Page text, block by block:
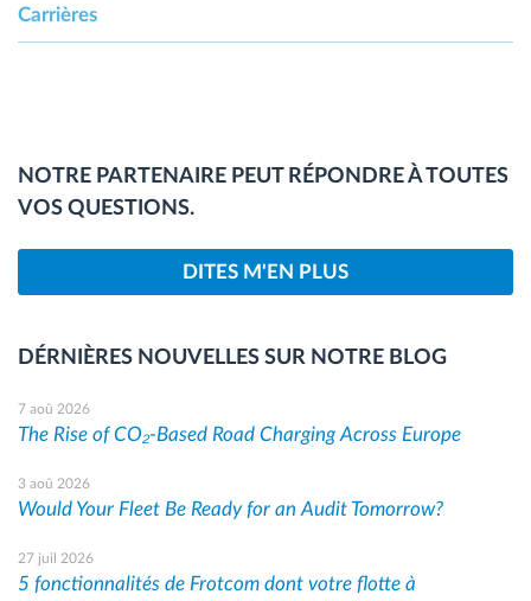
Carrières
NOTRE PARTENAIRE PEUT RÉPONDRE À TOUTES
VOS QUESTIONS.
DITES M'EN PLUS
DÉRNIÈRES NOUVELLES SUR NOTRE BLOG
7 aoû 2026
The Rise of CO₂-Based Road Charging Across Europe
3 aoû 2026
Would Your Fleet Be Ready for an Audit Tomorrow?
27 juil 2026
5 fonctionnalités de Frotcom dont votre flotte à